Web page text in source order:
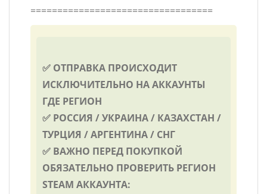
==================================
✅ ОТПРАВКА ПРОИСХОДИТ
ИСКЛЮЧИТЕЛЬНО НА АККАУНТЫ
ГДЕ РЕГИОН
✅ РОССИЯ / УКРАИНА / КАЗАХСТАН /
ТУРЦИЯ / АРГЕНТИНА / СНГ
✅ ВАЖНО ПЕРЕД ПОКУПКОЙ
ОБЯЗАТЕЛЬНО ПРОВЕРИТЬ РЕГИОН
STEAM АККАУНТА: